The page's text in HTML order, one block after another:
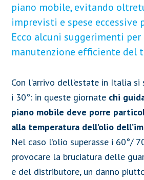
piano mobile, evitando
imprevisti e spese eccessive
Ecco alcuni suggerimenti per
manutenzione efficiente del
Con l’arrivo dell’estate in Italia
i 30°: in queste giornate chi
piano mobile deve porre
alla temperatura dell’olio
Nel caso l’olio superasse i 60°/
provocare la bruciatura delle
e del distributore, un danno